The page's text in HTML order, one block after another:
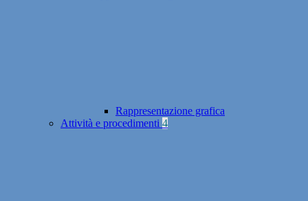
Rappresentazione grafica
Attività e procedimenti 4